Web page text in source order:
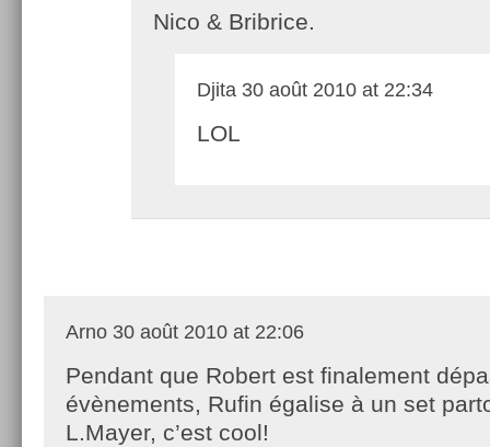
Nico & Bribrice.
Djita 30 août 2010 at 22:34
LOL
Arno 30 août 2010 at 22:06
Pendant que Robert est finalement
évènements, Rufin égalise à un set
L.Mayer, c’est cool!